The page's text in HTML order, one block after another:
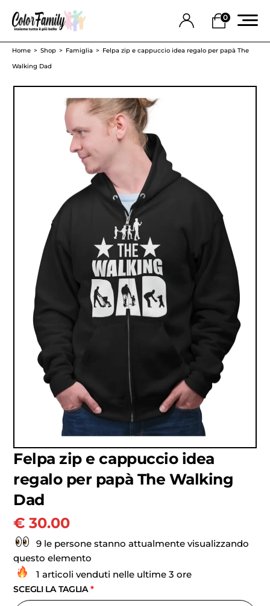
0
Home Shop Famiglia
Felpa zip e cappuccio idea regalo per papà The
Walking Dad
Felpa zip e cappuccio idea
regalo per papà The Walking
Dad
€ 30.00
9 le persone stanno attualmente visualizzando
questo elemento
1 articoli venduti nelle ultime 3 ore
SCEGLI LA TAGLIA*